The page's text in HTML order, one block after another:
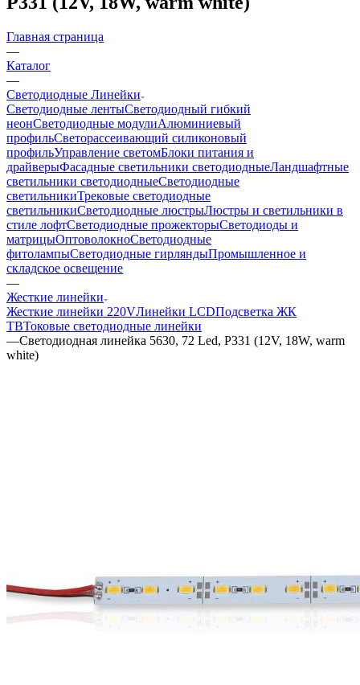
Главная страница
—
Каталог
—
Светодиодные Линейки
Светодиодные лентыСветодиодный гибкий
неонСветодиодные модулиАлюминиевый
профильСветорассеивающий силиконовый
профильУправление светомБлоки питания и
драйверыФасадные светильники светодиодныеЛандшафтные
светильники светодиодныеСветодиодные
светильникиТрековые светодиодные
светильникиСветодиодные люстрыЛюстры и светильники в
стиле лофтСветодиодные прожекторыСветодиоды и
матрицыОптоволокноСветодиодные
фитолампыСветодиодные гирляндыПромышленное и
складское освещение
—
Жесткие линейки
Жесткие линейки 220VЛинейки LCDПодсветка ЖК
ТВТоковые светодиодные линейки
—Светодиодная линейка 5630, 72 Led, P331 (12V, 18W, warm
white)